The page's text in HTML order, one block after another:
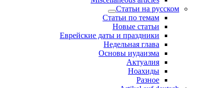
Статьи на русском
Статьи по темам
Новые статьи
Еврейские даты и праздники
Недельная глава
Основы иудаизма
Актуалия
Ноахиды
Разное